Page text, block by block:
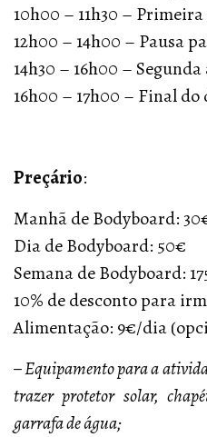
10h00 – 11h30 –
12h00 – 14h00 – Pausa
14h30 – 16h00 –
16h00 – 17h00 – Final do
Preçário:
Manhã de Bodyboard:
Dia de Bodyboard: 50€
Semana de Bodyboard:
10% de desconto para
Alimentação: 9€/dia
– Equipamento para a
trazer protetor solar,
garrafa de água;